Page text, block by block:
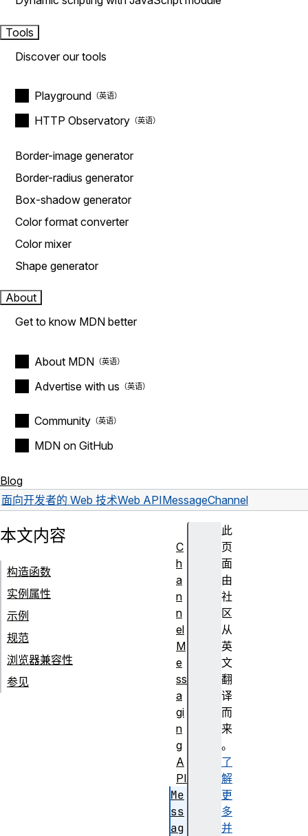
Tools
Discover our tools
Playground
HTTP Observatory
Border-image generator
Border-radius generator
Box-shadow generator
Color format converter
Color mixer
Shape generator
About
Get to know MDN better
About MDN
Advertise with us
Community
MDN on GitHub
Blog
面向开发者的 Web 技术Web APIMessageChannel
此
页
面
由
社
区
从
英
文
翻
译
而
来
。
了
解
更
多
并
本文内容
构造函数
实例属性
示例
规范
浏览器兼容性
参见
C
h
a
n
n
el
M
e
ss
a
gi
n
g
A
PI
Me
ss
ag